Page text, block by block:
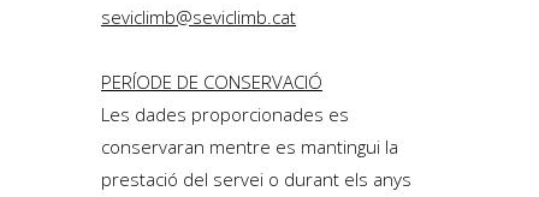
seviclimb@seviclimb.cat
PERÍODE DE CONSERVACIÓ
Les dades proporcionades es
conservaran mentre es mantingui la
prestació del servei o durant els anys